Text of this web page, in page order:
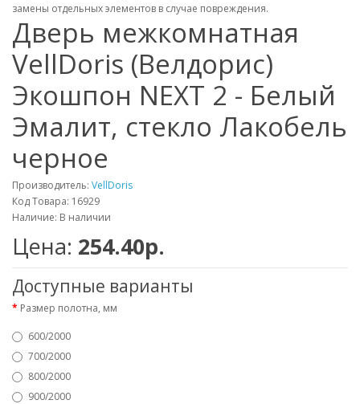
замены отдельных элементов в случае повреждения.
Дверь межкомнатная
VellDoris (Велдорис)
Экошпон NEXT 2 - Белый
Эмалит, стекло Лакобель
черное
Производитель: VellDoris
Код Товара: 16929
Наличие: В наличии
Цена: 254.40р.
Доступные варианты
Размер полотна, мм
600/2000
700/2000
800/2000
900/2000